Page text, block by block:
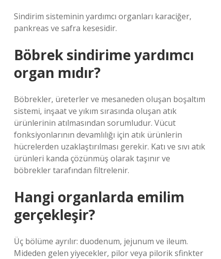
Sindirim sisteminin yardımcı organları karaciğer,
pankreas ve safra kesesidir.
Böbrek sindirime yardımcı
organ mıdır?
Böbrekler, üreterler ve mesaneden oluşan boşaltım
sistemi, inşaat ve yıkım sırasında oluşan atık
ürünlerinin atılmasından sorumludur. Vücut
fonksiyonlarının devamlılığı için atık ürünlerin
hücrelerden uzaklaştırılması gerekir. Katı ve sıvı atık
ürünleri kanda çözünmüş olarak taşınır ve
böbrekler tarafından filtrelenir.
Hangi organlarda emilim
gerçekleşir?
Üç bölüme ayrılır: duodenum, jejunum ve ileum.
Mideden gelen yiyecekler, pilor veya pilorik sfinkter